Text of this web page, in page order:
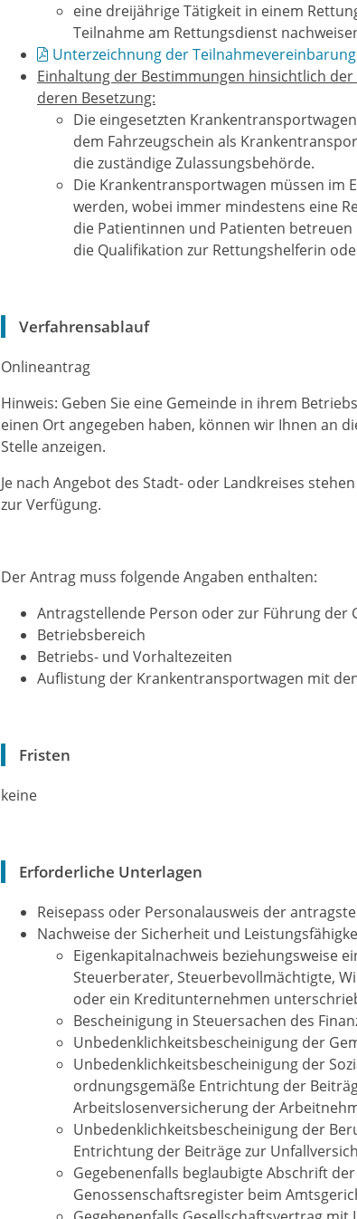
eine dreijährige Tätigkeit in einem
Teilnahme am Rettungsdienst
Unterzeichnung der
Einhaltung der Bestimmungen hinsichtlich
deren Besetzung:
Die eingesetzten
dem Fahrzeugschein als
die zuständige Zulassungsbehörde.
Die Krankentransportwagen müssen im
werden, wobei immer mindestens eine
die Patientinnen und Patienten
die Qualifikation zur Rettungshelferin
Verfahrensablauf
Onlineantrag
Hinweis: Geben Sie eine Gemeinde in ihrem
einen Ort angegeben haben, können wir Ihnen an
Stelle anzeigen.
Je nach Angebot des Stadt- oder Landkreises
zur Verfügung.
Der Antrag muss folgende Angaben enthalten:
Antragstellende Person oder zur Führung der
Betriebsbereich
Betriebs- und Vorhaltezeiten
Auflistung der Krankentransportwagen mit
Fristen
keine
Erforderliche Unterlagen
Reisepass oder Personalausweis der
Nachweise der Sicherheit und
Eigenkapitalnachweis beziehungsweise
Steuerberater, Steuerbevollmächtigte,
oder ein Kreditunternehmen
Bescheinigung in Steuersachen des
Unbedenklichkeitsbescheinigung der
Unbedenklichkeitsbescheinigung der
ordnungsgemäße Entrichtung der
Arbeitslosenversicherung der
Unbedenklichkeitsbescheinigung der
Entrichtung der Beiträge zur
Gegebenenfalls beglaubigte Abschrift
Genossenschaftsregister beim